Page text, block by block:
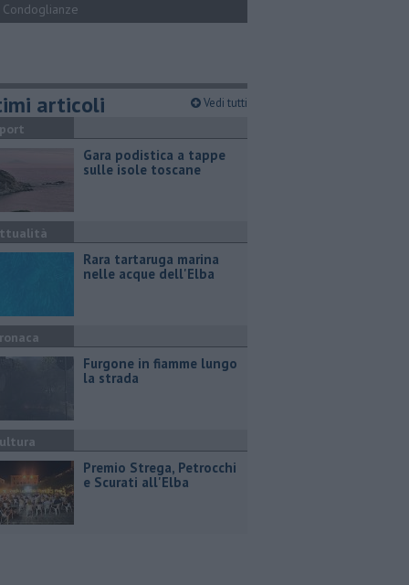
Condoglianze
articoli Vedi tutti
Gara podistica a tappe
sulle isole toscane
Rara tartaruga marina
nelle acque dell'Elba
Furgone in fiamme lungo
la strada
Premio Strega, Petrocchi
e Scurati all'Elba